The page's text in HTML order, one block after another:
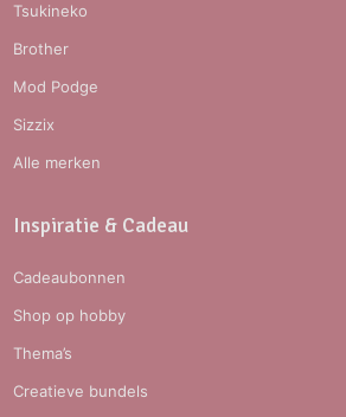
Tsukineko
Brother
Mod Podge
Sizzix
Alle merken
Inspiratie & Cadeau
Cadeaubonnen
Shop op hobby
Thema’s
Creatieve bundels